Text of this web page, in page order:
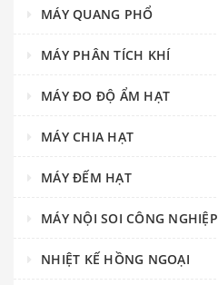
MÁY QUANG PHỔ
MÁY PHÂN TÍCH KHÍ
MÁY ĐO ĐỘ ẨM HẠT
MÁY CHIA HẠT
MÁY ĐẾM HẠT
MÁY NỘI SOI CÔNG NGHIỆP
NHIỆT KẾ HỒNG NGOẠI